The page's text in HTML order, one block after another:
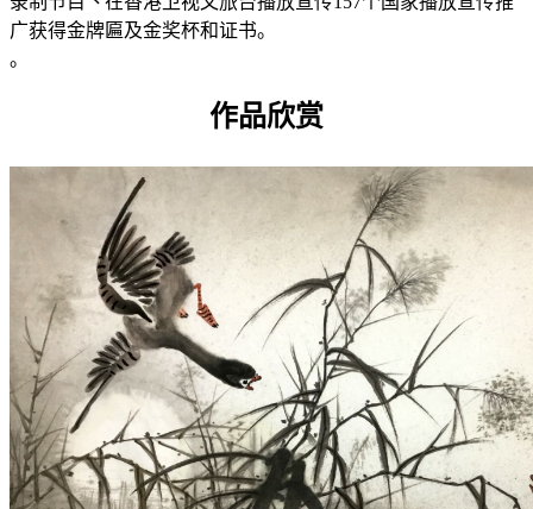
广获得金牌匾及金奖杯和证书。
。
作品欣赏